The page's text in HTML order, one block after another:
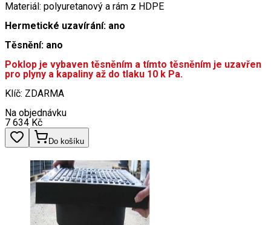
Materiál: polyuretanový a rám z HDPE
Hermetické uzavírání: ano
Těsnění: ano
Poklop je vybaven těsněním a tímto těsněním je uzavřen
pro plyny a kapaliny až do tlaku 10 k Pa.
Klíč: ZDARMA
Na objednávku
7 634 Kč
Do košíku